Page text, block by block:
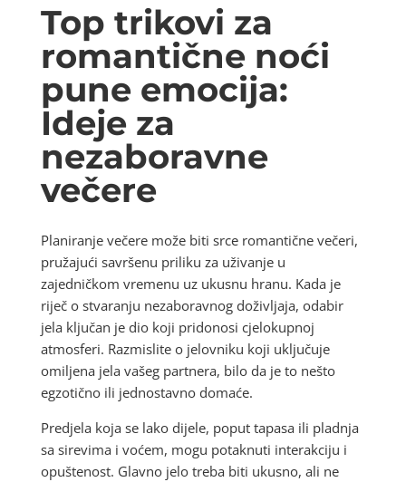
Top trikovi za
romantične noći
pune emocija:
Ideje za
nezaboravne
večere
Planiranje večere može biti srce romantične večeri,
pružajući savršenu priliku za uživanje u
zajedničkom vremenu uz ukusnu hranu. Kada je
riječ o stvaranju nezaboravnog doživljaja, odabir
jela ključan je dio koji pridonosi cjelokupnoj
atmosferi. Razmislite o jelovniku koji uključuje
omiljena jela vašeg partnera, bilo da je to nešto
egzotično ili jednostavno domaće.
Predjela koja se lako dijele, poput tapasa ili pladnja
sa sirevima i voćem, mogu potaknuti interakciju i
opuštenost. Glavno jelo treba biti ukusno, ali ne